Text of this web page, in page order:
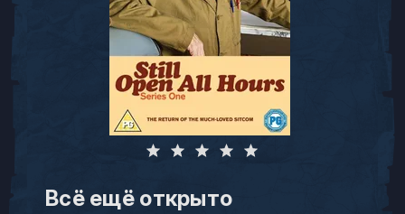
Всё ещё открыто